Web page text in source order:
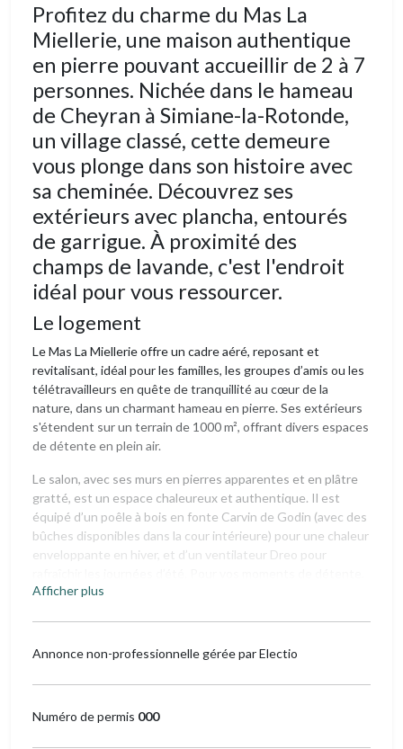
Profitez du charme du Mas La
Miellerie, une maison authentique
en pierre pouvant accueillir de 2 à 7
personnes. Nichée dans le hameau
de Cheyran à Simiane-la-Rotonde,
un village classé, cette demeure
vous plonge dans son histoire avec
sa cheminée. Découvrez ses
extérieurs avec plancha, entourés
de garrigue. À proximité des
champs de lavande, c'est l'endroit
idéal pour vous ressourcer.
Le logement
Le Mas La Miellerie offre un cadre aéré, reposant et
revitalisant, idéal pour les familles, les groupes d’amis ou les
télétravailleurs en quête de tranquillité au cœur de la
nature, dans un charmant hameau en pierre. Ses extérieurs
s'étendent sur un terrain de 1000 m², offrant divers espaces
de détente en plein air.
Le salon, avec ses murs en pierres apparentes et en plâtre
gratté, est un espace chaleureux et authentique. Il est
équipé d’un poêle à bois en fonte Carvin de Godin (avec des
bûches disponibles dans la cour intérieure) pour une chaleur
enveloppante en hiver, et d’un ventilateur Dreo pour
une télévision avec accès à Netflix, Disney+ et Prime Video
restaurée, un fauteuil en bois réalisé par le grand-père, ainsi
authentiques, offrant une vue sur la cour extérieure et la
Afficher plus
Annonce non-professionnelle gérée par Electio
Numéro de permis 000